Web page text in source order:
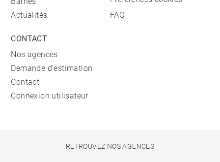
Actualités
FAQ
CONTACT
Nos agences
Demande d'estimation
Contact
Connexion utilisateur
RETROUVEZ NOS AGENCES